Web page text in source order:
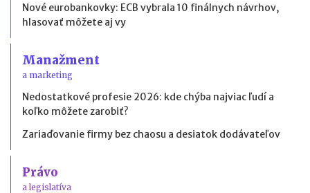
Nové eurobankovky: ECB vybrala 10 finálnych návrhov,
hlasovať môžete aj vy
Manažment
a marketing
Nedostatkové profesie 2026: kde chýba najviac ľudí a
koľko môžete zarobiť?
Zariaďovanie firmy bez chaosu a desiatok dodávateľov
Právo
a legislatíva